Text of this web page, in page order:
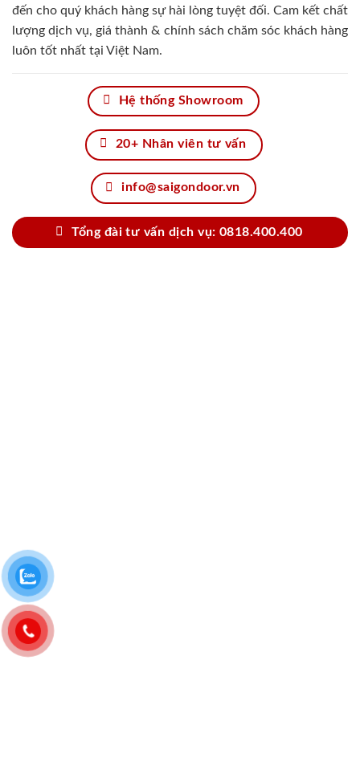
đến cho quý khách hàng sự hài lòng tuyệt đối. Cam kết chất
lượng dịch vụ, giá thành & chính sách chăm sóc khách hàng
luôn tốt nhất tại Việt Nam.
Hệ thống Showroom
20+ Nhân viên tư vấn
info@saigondoor.vn
Tổng đài tư vấn dịch vụ: 0818.400.400